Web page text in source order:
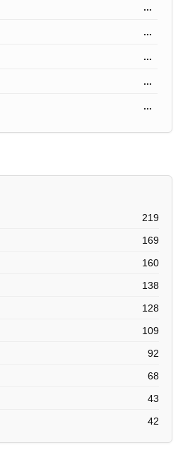
...
...
...
...
...
219
169
160
138
128
109
92
68
43
42